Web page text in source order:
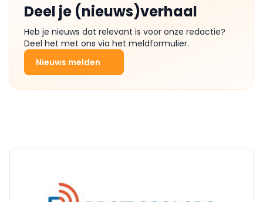
Deel je (nieuws)verhaal
Heb je nieuws dat relevant is voor onze redactie?
Deel het met ons via het meldformulier.
Nieuws melden